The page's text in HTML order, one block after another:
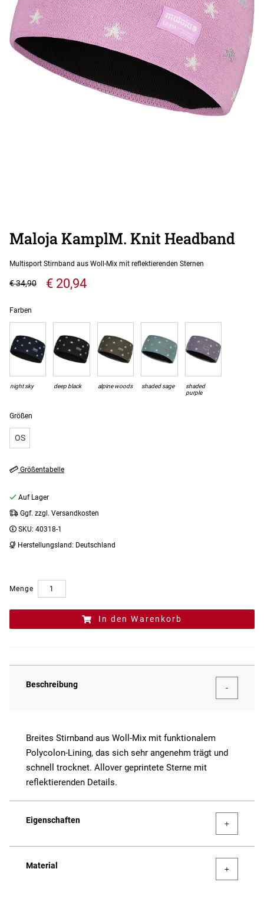
Maloja KamplM. Knit Headband
Multisport Stirnband aus Woll-Mix mit reflektierenden Sternen
€ 20,94
€ 34,90
Größen
OS
Farben
night sky deep black alpine woods shaded sage
shaded
purple
Größentabelle
Auf Lager
Ggf. zzgl. Versandkosten
SKU: 40318-1
Herstellungsland: Deutschland
Menge
In den Warenkorb
Beschreibung
Breites Stirnband aus Woll-Mix mit funktionalem
Polycolon-Lining, das sich sehr angenehm trägt und
schnell trocknet. Allover geprintete Sterne mit
reflektierenden Details.
Eigenschaften
Material